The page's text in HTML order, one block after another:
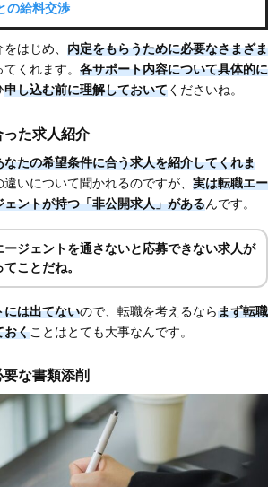
の給料交渉
はじめ、 内定をもらうために必要なさまざま
くれます。 各サポート内容について具体的に
申し込む前に理解しておいてくださいね。
た求人紹介
なたの希望条件に合う求人を紹介してくれま
いについて聞かれるのですが、 実は転職エー
ントが持つ「非公開求人」があるんです。
ージェントを通さないと応募できない求人が
ことだね。
には出てないので、転職を考えるならまず転職
おくことはとても大事なんです。
な書類添削